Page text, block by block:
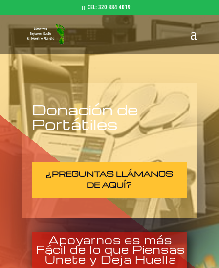
CEL: 320 884 4019
Donación de
Portátiles
¿PREGUNTAS LLÁMANOS
DE AQUÍ?
Apoyarnos es más
Fácil de lo que Piensas
Únete y Deja Huella